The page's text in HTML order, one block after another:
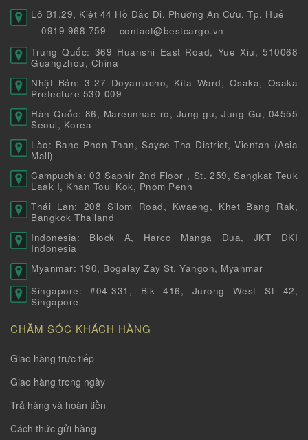
Lô B1.29, Kiệt 44 Hồ Đắc Di, Phường An Cựu, Tp. Huế
0919 968 759
contact@bestcargo.vn
Trung Quốc: 369 Huanshi East Road, Yue Xiu, 510068
Guangzhou, China
Nhật Bản: 3-27 Doyamacho, Kita Ward, Osaka, Osaka
Prefecture 530-009
Hàn Quốc: 86, Mareunnae-ro, Jung-gu, Jung-Gu, 04555
Seoul, Korea
Lào: Bane Phon Than, Sayse Tha District, Vientan (Asia
Mall)
Campuchia: 03 Saphir 2nd Floor , St. 259, Sangkat Teuk
Laak I, Khan Toul Kok, Pnom Penh
Thái Lan: 208 Silom Road, Kwaeng, Khet Bang Rak,
Bangkok Thailand
Indonesia: Block A, Harco Manga Dua, JKT DKI
Indonesia
Myanmar: 190, Bogalay Zay St, Yangon, Myanmar
Singapore: #04-331, Blk 416, Jurong West St 42,
Singapore
CHĂM SÓC KHÁCH HÀNG
Giao hàng trực tiếp
Giao hàng trong ngày
Trả hàng và hoàn tiền
Cách thức gửi hàng